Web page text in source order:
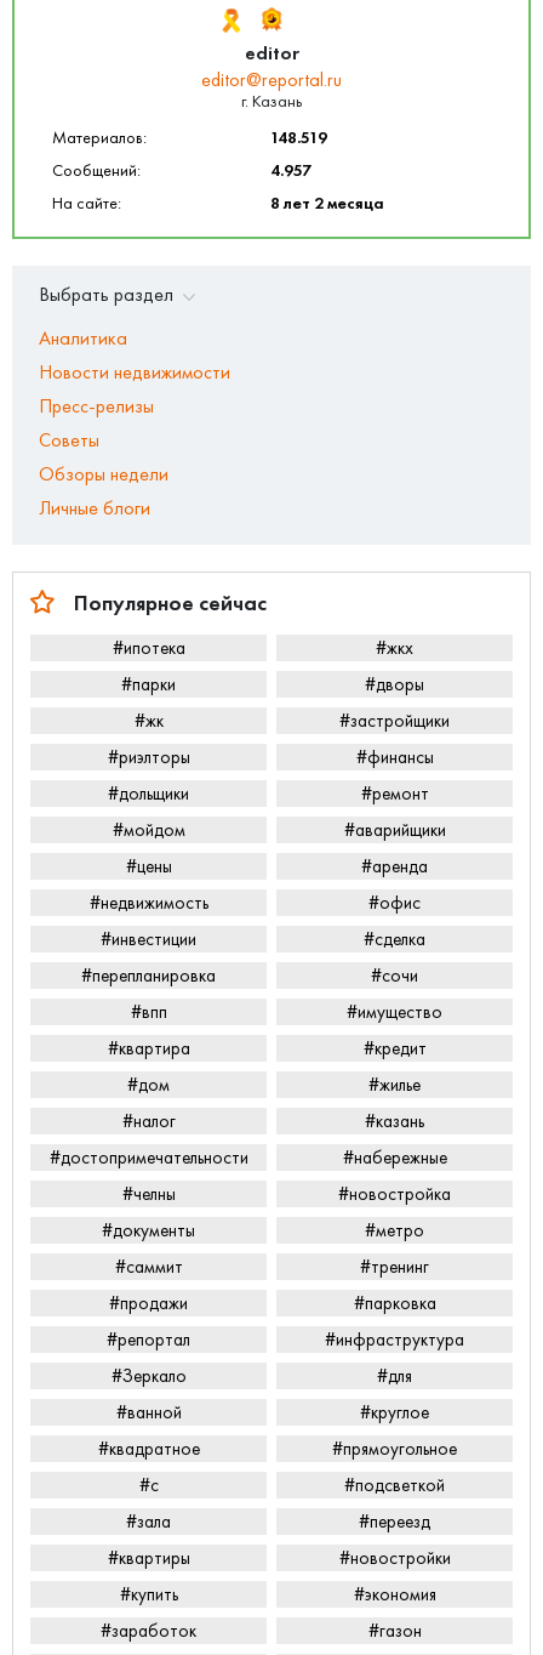
editor
editor@reportal.ru
г. Казань
Материалов:
148.519
Сообщений:
4.957
На сайте:
8 лет 2 месяца
Выбрать раздел
Аналитика
Новости недвижимости
Пресс-релизы
Советы
Обзоры недели
Личные блоги
Популярное сейчас
#ипотека
#жкх
#парки
#дворы
#жк
#застройщики
#риэлторы
#финансы
#дольщики
#ремонт
#мойдом
#аварийщики
#цены
#аренда
#недвижимость
#офис
#инвестиции
#сделка
#перепланировка
#сочи
#впп
#имущество
#квартира
#кредит
#дом
#жилье
#налог
#казань
#достопримечательности
#набережные
#челны
#новостройка
#документы
#метро
#саммит
#тренинг
#продажи
#парковка
#репортал
#инфраструктура
#Зеркало
#для
#ванной
#круглое
#квадратное
#прямоугольное
#с
#подсветкой
#зала
#переезд
#квартиры
#новостройки
#купить
#экономия
#заработок
#газон